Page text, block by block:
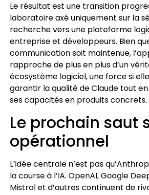
Le résultat est une transition
laboratoire axé uniquement sur la
recherche vers une plateforme
entreprise et développeurs. Bien
communication soit maintenue,
rapproche de plus en plus d’un
écosystème logiciel, une force si
garantir la qualité de Claude tout
ses capacités en produits concrets.
Le prochain saut
opérationnel
L’idée centrale n’est pas
la course à l’IA. OpenAI, Google
Mistral et d’autres continuent de